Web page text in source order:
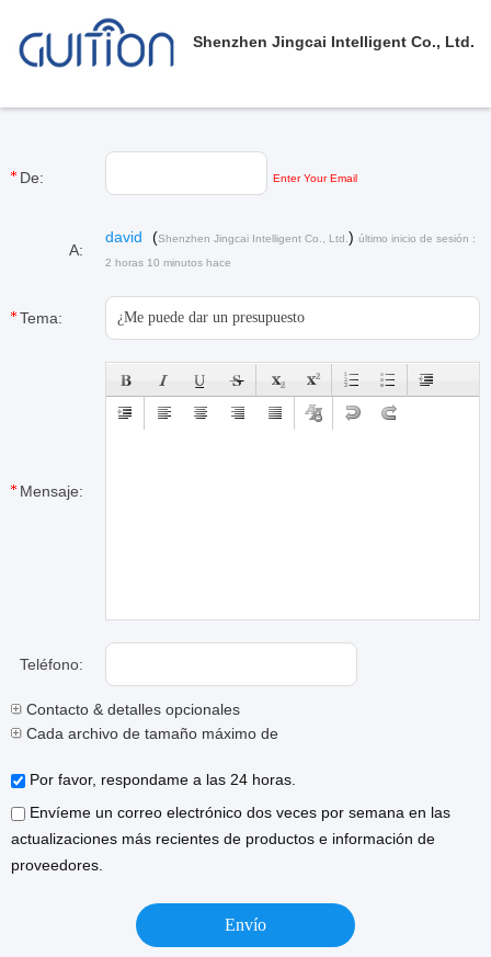
Shenzhen Jingcai Intelligent Co., Ltd.
De: Enter Your Email
A:
david (Shenzhen Jingcai Intelligent Co., Ltd. ) último inicio de sesión :
2 horas 10 minutos hace
Tema:
Mensaje:
Teléfono:
Contacto & detalles opcionales
Cada archivo de tamaño máximo de 10M.
Por favor, respondame a las 24 horas.
Envíeme un correo electrónico dos veces por semana en las
actualizaciones más recientes de productos e información de
proveedores.